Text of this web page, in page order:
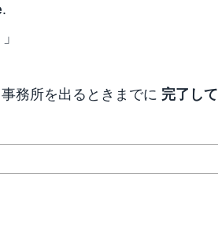
.
務所を出るときまでに 完了して